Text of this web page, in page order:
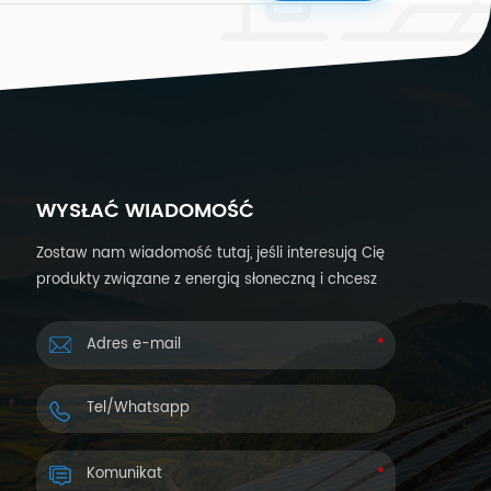
WYSŁAĆ WIADOMOŚĆ
Zostaw nam wiadomość tutaj, jeśli interesują Cię
produkty związane z energią słoneczną i chcesz
godzin.